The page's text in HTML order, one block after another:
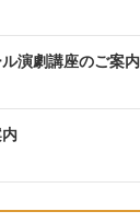
演劇講座のご案内